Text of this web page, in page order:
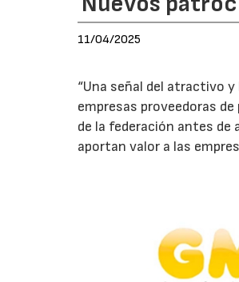
11/04/2025
“Una señal del atractivo
empresas proveedoras
de la federación antes de
aportan valor a las